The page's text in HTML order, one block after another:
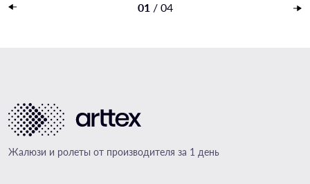
01 / 04
Жалюзи и ролеты от производителя за 1 день